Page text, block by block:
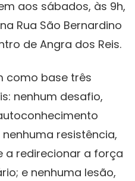
aos sábados, às 9h,
Rua São Bernardino
de Angra dos Reis.
como base três
nenhum desafio,
resistência,
a redirecionar a força
e nenhuma lesão,